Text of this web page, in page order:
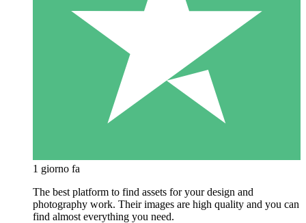
1 giorno fa
The best platform to find assets for your design and
photography work. Their images are high quality and you can
find almost everything you need.